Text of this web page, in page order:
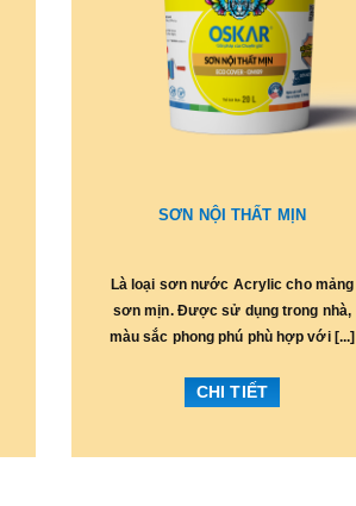
SƠN NỘI THẤT MỊN
Là loại sơn nước Acrylic cho mảng
sơn mịn. Được sử dụng trong nhà,
màu sắc phong phú phù hợp với [...]
CHI TIẾT